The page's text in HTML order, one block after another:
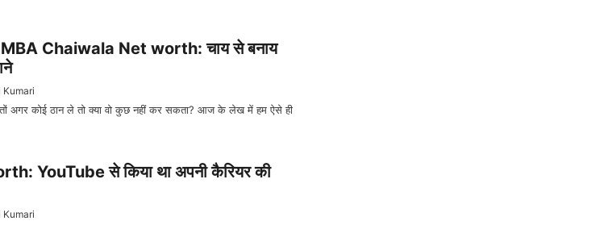
Chaiwala Net worth: चाय से बनाय
Kumari
अगर कोई ठान ले तो क्या वो कुछ नहीं कर सकता? आज के लेख में हम ऐसे ही
YouTube से किया था अपनी कैरियर की
Kumari